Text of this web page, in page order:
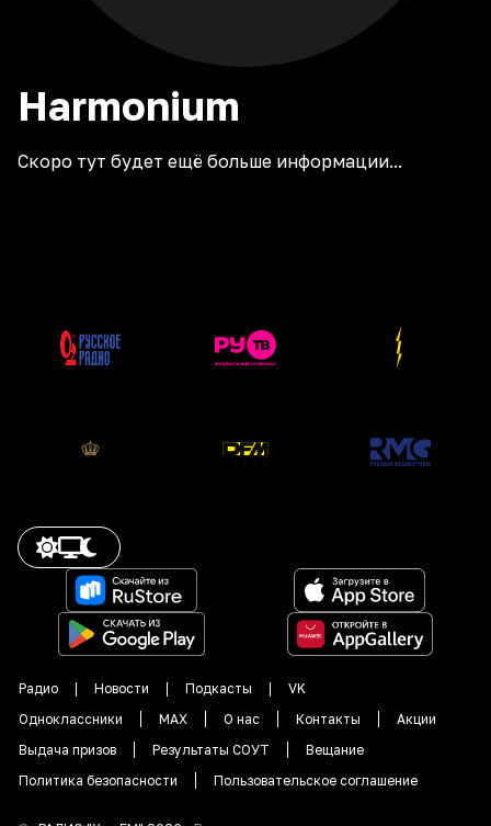
Harmonium
Скоро тут будет ещё больше информации...
Радио Новости Подкасты
VK
Одноклассники
MAX О нас Контакты
Акции
Выдача призов
Результаты СОУТ
Вещание
Политика безопасности
Пользовательское соглашение